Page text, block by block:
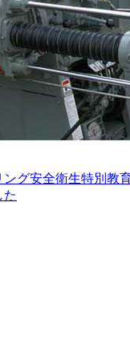
ング安全衛生特別教
た